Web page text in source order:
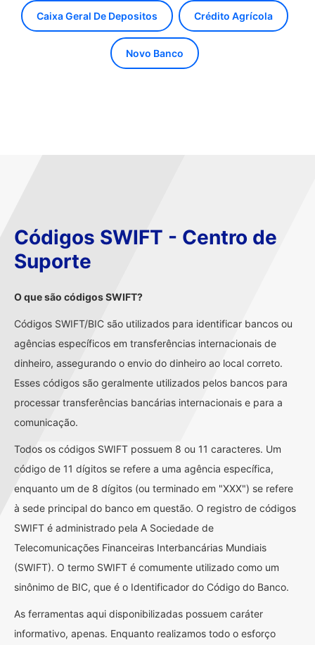
Caixa Geral De Depositos Crédito Agrícola
Novo Banco
Códigos SWIFT - Centro de
Suporte
O que são códigos SWIFT?
Códigos SWIFT/BIC são utilizados para identificar bancos ou
agências específicos em transferências internacionais de
dinheiro, assegurando o envio do dinheiro ao local correto.
Esses códigos são geralmente utilizados pelos bancos para
processar transferências bancárias internacionais e para a
comunicação.
Todos os códigos SWIFT possuem 8 ou 11 caracteres. Um
código de 11 dígitos se refere a uma agência específica,
enquanto um de 8 dígitos (ou terminado em "XXX") se refere
à sede principal do banco em questão. O registro de códigos
SWIFT é administrado pela A Sociedade de
Telecomunicações Financeiras Interbancárias Mundiais
(SWIFT). O termo SWIFT é comumente utilizado como um
sinônimo de BIC, que é o Identificador do Código do Banco.
As ferramentas aqui disponibilizadas possuem caráter
informativo, apenas. Enquanto realizamos todo o esforço